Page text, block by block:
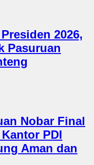
2026,
Pasuruan
Nobar Final
PDI
Aman dan